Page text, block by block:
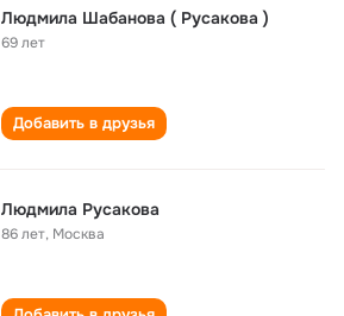
Людмила Шабанова ( Русакова )
69 лет
Добавить в друзья
Людмила Русакова
86 лет, Москва